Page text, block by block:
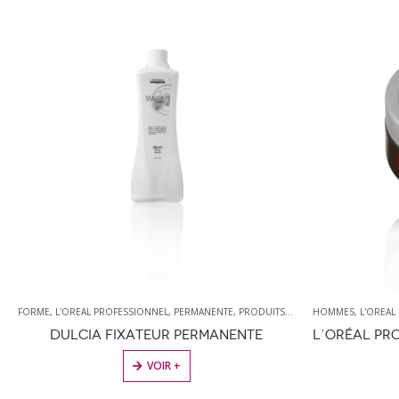
PERMANENTE,PRODUITS DE COIFFURE HOMMES,L'OREAL PROFESSIONNEL PATE,PATE, PRODUIT DE